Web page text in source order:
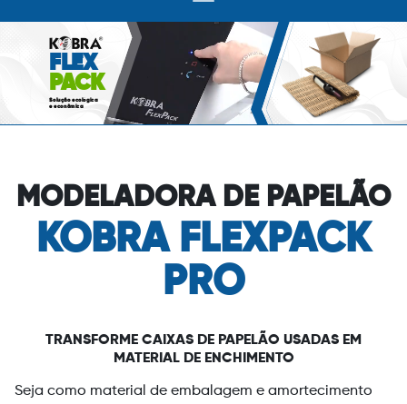
FLEX
PACK
Solução ecológica
e econômica
MODELADORA DE PAPELÃO
KOBRA FLEXPACK
PRO
TRANSFORME CAIXAS DE PAPELÃO USADAS EM
MATERIAL DE ENCHIMENTO
Seja como material de embalagem e amortecimento